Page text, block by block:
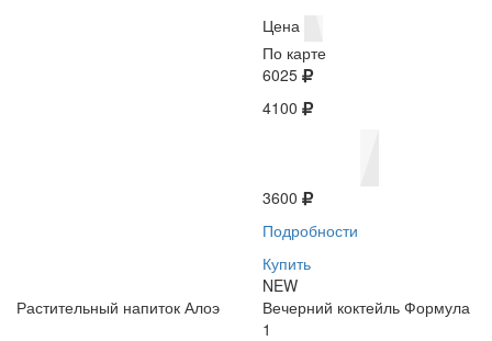
Цена
По карте
6025
4100
3600
Подробности
Купить
NEW
Растительный напиток Алоэ
Вечерний коктейль Формула
1